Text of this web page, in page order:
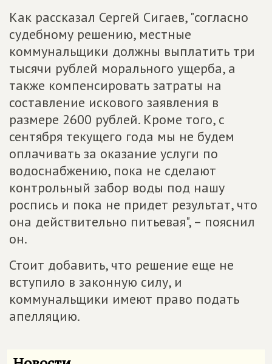
Как рассказал Сергей Сигаев, "согласно
судебному решению, местные
коммунальщики должны выплатить три
тысячи рублей морального ущерба, а
также компенсировать затраты на
составление искового заявления в
размере 2600 рублей. Кроме того, с
сентября текущего года мы не будем
оплачивать за оказание услуги по
водоснабжению, пока не сделают
контрольный забор воды под нашу
роспись и пока не придет результат, что
она действительно питьевая", – пояснил
он.
Стоит добавить, что решение еще не
вступило в законную силу, и
коммунальщики имеют право подать
апелляцию.